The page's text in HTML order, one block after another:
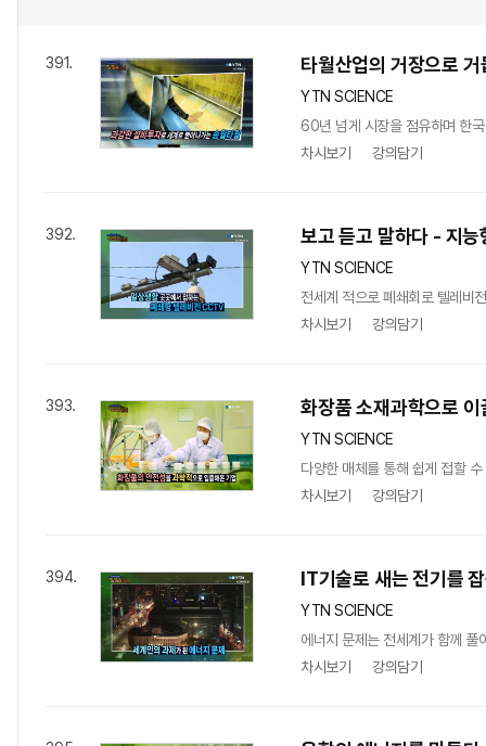
391. 타월산업의 거장으로
YTN SCIENCE
60년 넘게 시장을 점유하며 한
차시보기
강의담기
392. 보고 듣고 말하다 - 지
YTN SCIENCE
전세계 적으로 폐쇄회로 텔레비
차시보기
강의담기
393. 화장품 소재과학으로
YTN SCIENCE
다양한 매체를 통해 쉽게 접할
차시보기
강의담기
394. IT기술로 새는 전기를
YTN SCIENCE
에너지 문제는 전세계가 함께 풀
차시보기
강의담기